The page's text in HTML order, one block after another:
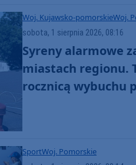
Woj. Kujawsko-pomorskieWoj.
sobota, 1 sierpnia 2026, 08:16
Syreny alarmowe
miastach regionu.
rocznicą wybuchu
SportWoj. Pomorskie